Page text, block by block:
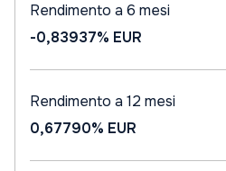
Rendimento a 6 mesi
-0,83937% EUR
Rendimento a 12 mesi
0,67790% EUR